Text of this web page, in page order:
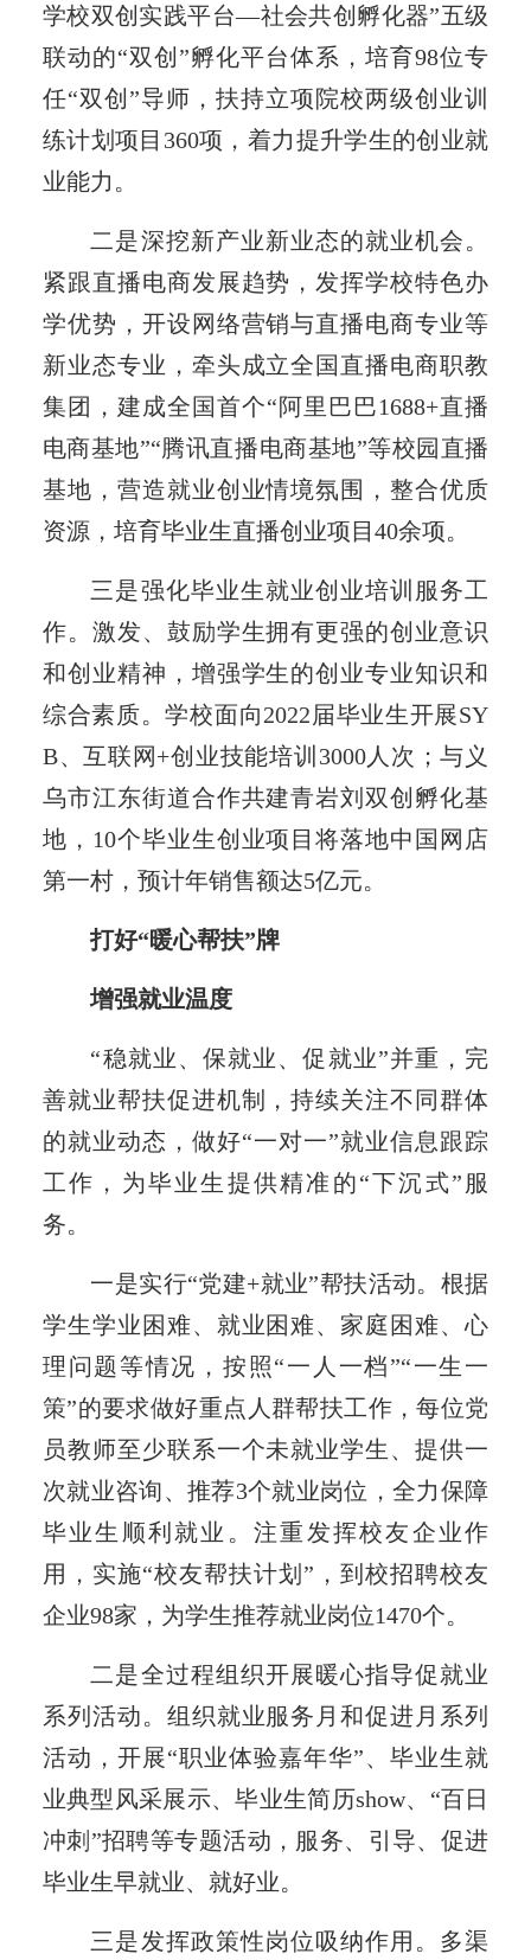
学校双创实践平台—社会共创孵化器”五级
联动的“双创”孵化平台体系，培育98位专
任“双创”导师，扶持立项院校两级创业训
练计划项目360项，着力提升学生的创业就
业能力。
二是深挖新产业新业态的就业机会。
紧跟直播电商发展趋势，发挥学校特色办
学优势，开设网络营销与直播电商专业等
新业态专业，牵头成立全国直播电商职教
集团，建成全国首个“阿里巴巴1688+直播
电商基地”“腾讯直播电商基地”等校园直播
基地，营造就业创业情境氛围，整合优质
资源，培育毕业生直播创业项目40余项。
三是强化毕业生就业创业培训服务工
作。激发、鼓励学生拥有更强的创业意识
和创业精神，增强学生的创业专业知识和
综合素质。学校面向2022届毕业生开展SY
B、互联网+创业技能培训3000人次；与义
乌市江东街道合作共建青岩刘双创孵化基
地，10个毕业生创业项目将落地中国网店
第一村，预计年销售额达5亿元。
打好“暖心帮扶”牌
增强就业温度
“稳就业、保就业、促就业”并重，完
善就业帮扶促进机制，持续关注不同群体
的就业动态，做好“一对一”就业信息跟踪
工作，为毕业生提供精准的“下沉式”服
务。
一是实行“党建+就业”帮扶活动。根据
学生学业困难、就业困难、家庭困难、心
理问题等情况，按照“一人一档”“一生一
策”的要求做好重点人群帮扶工作，每位党
员教师至少联系一个未就业学生、提供一
次就业咨询、推荐3个就业岗位，全力保障
毕业生顺利就业。注重发挥校友企业作
用，实施“校友帮扶计划”，到校招聘校友
企业98家，为学生推荐就业岗位1470个。
二是全过程组织开展暖心指导促就业
系列活动。组织就业服务月和促进月系列
活动，开展“职业体验嘉年华”、毕业生就
业典型风采展示、毕业生简历show、“百日
冲刺”招聘等专题活动，服务、引导、促进
毕业生早就业、就好业。
三是发挥政策性岗位吸纳作用。多渠